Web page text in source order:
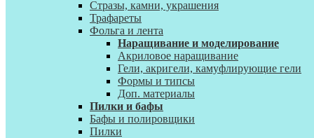
Стразы, камни, украшения
Трафареты
Фольга и лента
Наращивание и моделирование
Акриловое наращивание
Гели, акригели, камуфлирующие гели
Формы и типсы
Доп. материалы
Пилки и бафы
Бафы и полировщики
Пилки